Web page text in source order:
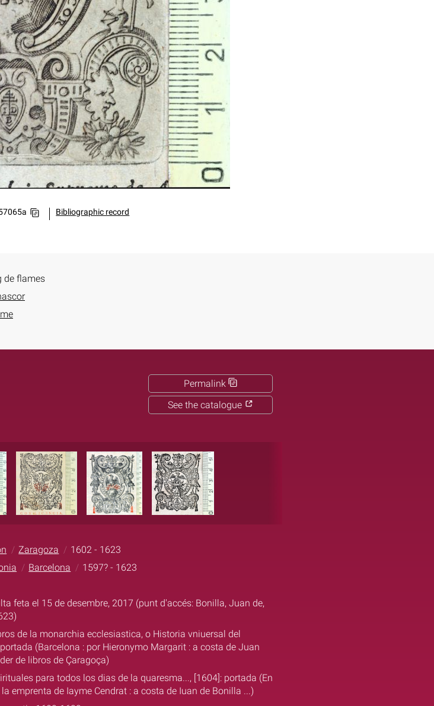
Bibliographic record
de flames
Permalink
See the catalogue
Zaragoza
1602 - 1623
Barcelona
1597? - 1623
feta el 15 de desembre, 2017 (punt d'accés: Bonilla, Juan de,
de la monarchia ecclesiastica, o Historia vniuersal del
(Barcelona : por Hieronymo Margarit : a costa de Juan
de libros de Çaragoça)
para todos los dias de la quaresma..., [1604]: portada (En
emprenta de Iayme Cendrat : a costa de Iuan de Bonilla ...)